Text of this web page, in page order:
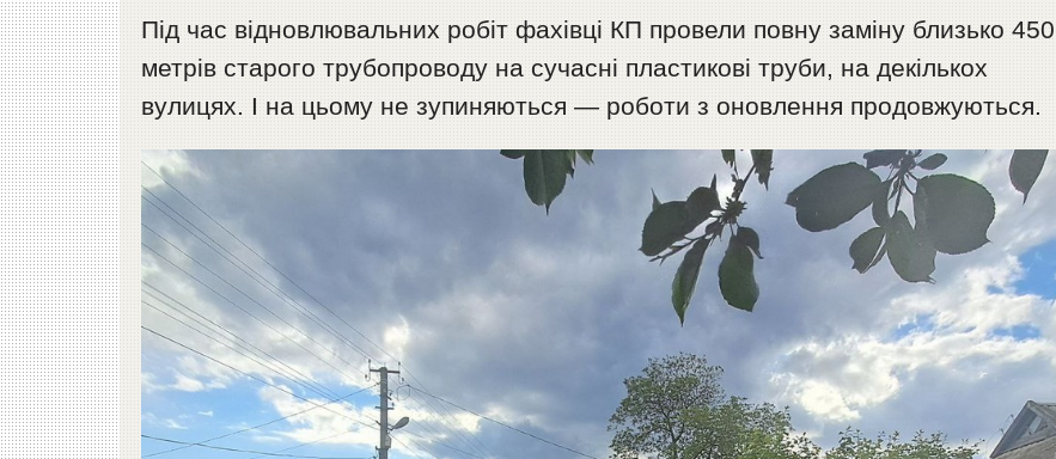
Під час відновлювальних робіт фахівці КП провели повну заміну близько 450
метрів старого трубопроводу на сучасні пластикові труби, на декількох
вулицях. І на цьому не зупиняються — роботи з оновлення продовжуються.